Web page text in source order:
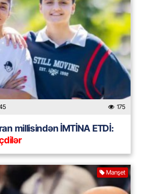
175
millisindən İMTİNA ETDİ:
Manşet